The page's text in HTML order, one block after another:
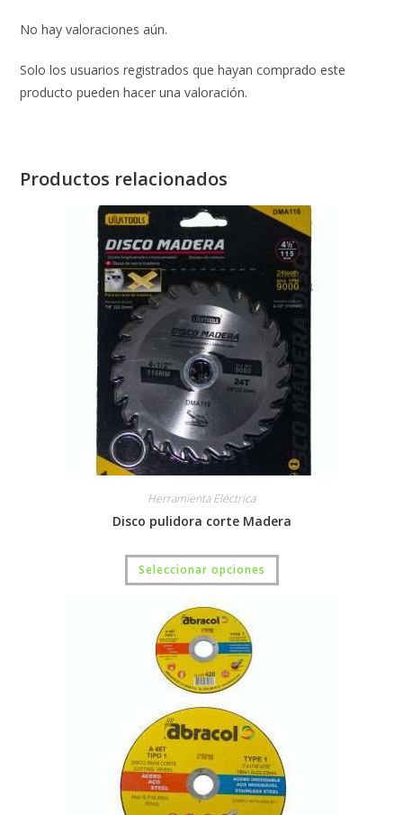
No hay valoraciones aún.
Solo los usuarios registrados que hayan comprado este
producto pueden hacer una valoración.
Productos relacionados
Herramienta Eléctrica
Disco pulidora corte Madera
Seleccionar opciones